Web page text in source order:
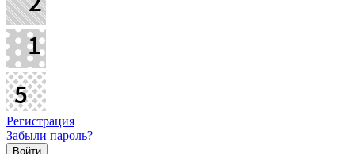
Регистрация
Забыли пароль?